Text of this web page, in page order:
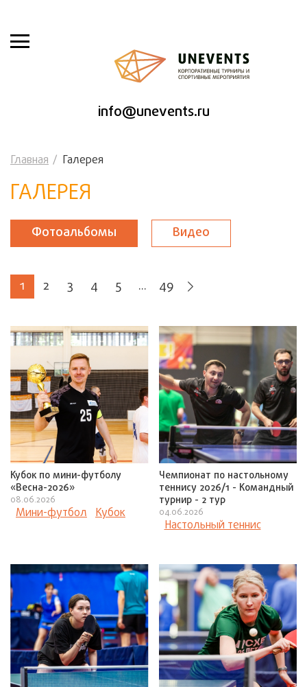
info@unevents.ru
Главная Галерея
ГАЛЕРЕЯ
Фотоальбомы Видео
1 2 3 4 5 ... 49
Кубок по мини-футболу
«Весна-2026»
08.06.2026
Мини-футбол Кубок
Чемпионат по настольному
теннису 2026/1 - Командный
турнир - 2 тур
04.06.2026
Настольный теннис